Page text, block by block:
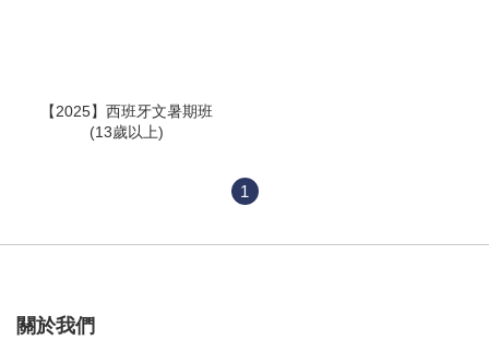
【2025】西班牙文暑期班
(13歲以上)
1
關於我們